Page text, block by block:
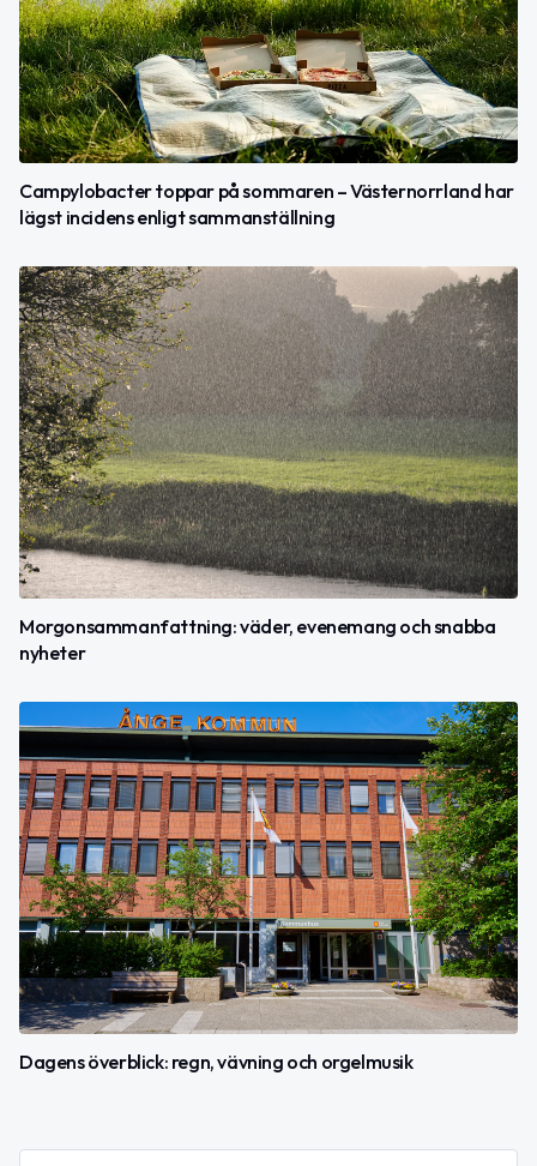
Campylobacter toppar på sommaren – Västernorrland har
lägst incidens enligt sammanställning
Morgonsammanfattning: väder, evenemang och snabba
nyheter
Dagens överblick: regn, vävning och orgelmusik